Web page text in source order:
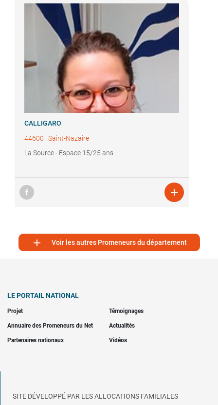
CALLIGARO
44600 | Saint-Nazaire
La Source - Espace 15/25 ans

 Voir les autres Promeneurs du département
LE PORTAIL NATIONAL
Projet Témoignages
Annuaire des Promeneurs du Net Actualités
Partenaires nationaux Vidéos
SITE DÉVELOPPÉ PAR LES ALLOCATIONS FAMILIALES